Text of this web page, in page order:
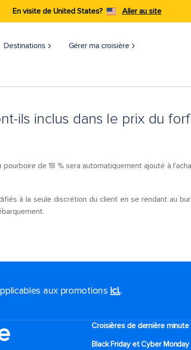
En visite de United States? Aller au site
Destinations Gérer ma croisière
ils inclus dans le prix du
pourboire de 18 % sera automatiquement ajouté à
à la seule discrétion du client en se rendant au
aux promotions ici..
Croisières de dernière minute
Black Friday et Cyber Monday